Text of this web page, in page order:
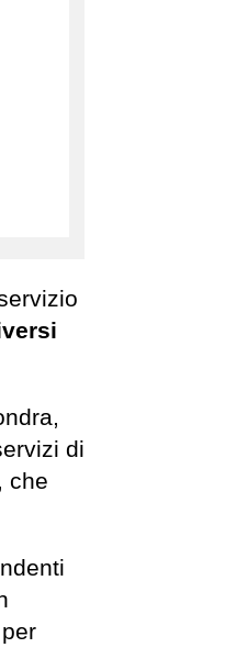
di
che